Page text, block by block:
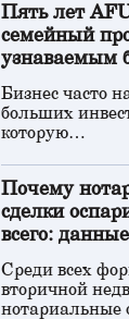
Пять лет
семейный
узнаваемым
Бизнес часто
больших
которую…
Почему
сделки
всего:
Среди всех
вторичной
нотариальные